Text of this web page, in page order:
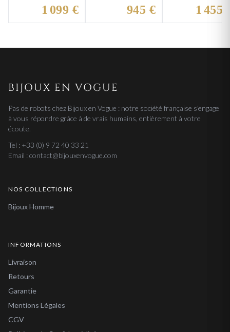
1 099 € 945 € 1 455
BIJOUX EN VOGUE
Pas de robots chez Bijoux en Vogue : notre société française s'engage
à vous répondre grâce à de vrais humains, entièrement à votre
écoute.
Tel : +33 (0) 9 72 40 33 21
Email : contact@bijouxenvogue.com
NOS COLLECTIONS
Bijoux Homme
INFORMATIONS
Livraison
Retours
Garantie
Mentions Légales
CGV